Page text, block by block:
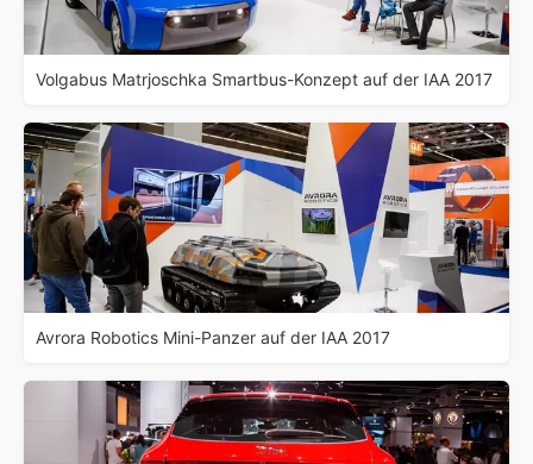
Volgabus Matrjoschka Smartbus-Konzept auf der IAA 2017
Avrora Robotics Mini-Panzer auf der IAA 2017